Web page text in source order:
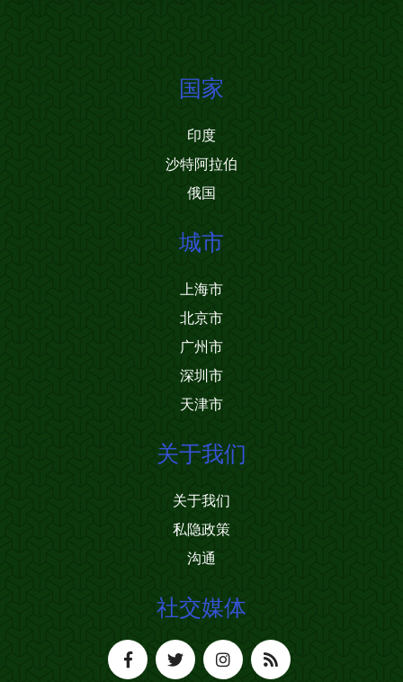
国家
印度
沙特阿拉伯
俄国
城市
上海市
北京市
广州市
深圳市
天津市
关于我们
关于我们
私隐政策
沟通
社交媒体